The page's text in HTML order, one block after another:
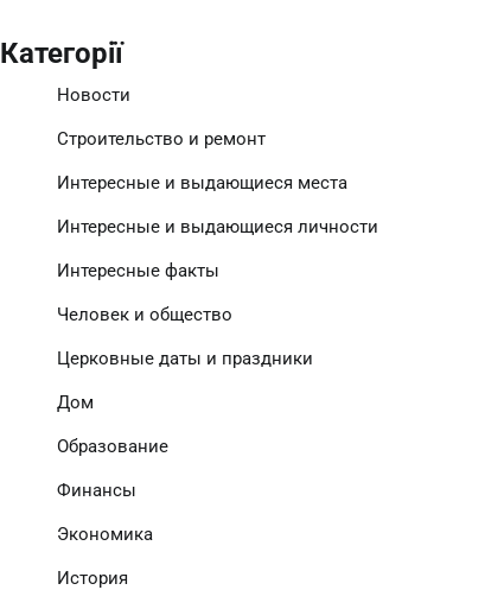
Категорії
Новости
Строительство и ремонт
Интересные и выдающиеся места
Интересные и выдающиеся личности
Интересные факты
Человек и общество
Церковные даты и праздники
Дом
Образование
Финансы
Экономика
История